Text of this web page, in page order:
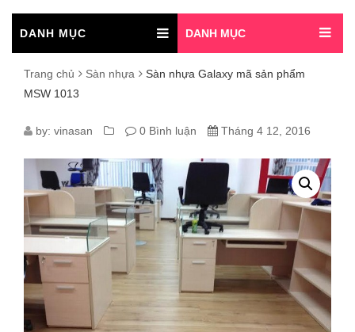
DANH MỤC DANH MỤC
Trang chủ Sàn nhựa
Sàn nhựa Galaxy mã sản phẩm
MSW 1013
SÀN
NHỰA
GALAXY
MÃ
SẢN
PHẨM
MSW
by: vinasan 0 Bình luận Tháng 4 12, 2016